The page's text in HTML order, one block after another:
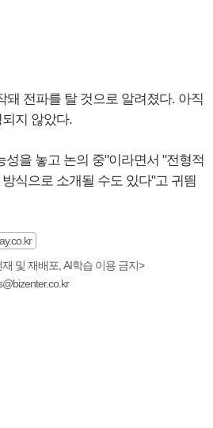
돼 전파를 탈 것으로 알려졌다. 아직
지 않았다.
성을 놓고 논의 중"이라면서 "전형적
식으로 소개될 수도 있다"고 귀띔
및 재배포, AI학습 이용 금지>